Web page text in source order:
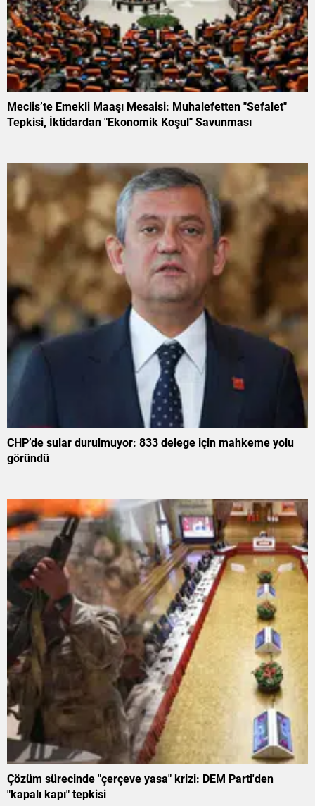
Meclis’te Emekli Maaşı Mesaisi: Muhalefetten "Sefalet"
Tepkisi, İktidardan "Ekonomik Koşul" Savunması
CHP’de sular durulmuyor: 833 delege için mahkeme yolu
göründü
Çözüm sürecinde "çerçeve yasa" krizi: DEM Parti'den
"kapalı kapı" tepkisi